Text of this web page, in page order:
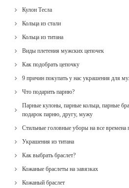
Кулон Тесла
Кольца из стали
Кольца из титана
Виды плетения мужских цепочек
Как подобрать цепочку
9 причин покупать у нас украшения для
Что подарить парню?
Парные кулоны, парные кольца, парные
подарок парню, другу, мужу
Стильные головные уборы на все времена
Украшения из титана
Как выбрать браслет?
Кожаные браслеты на завязках
Кожаный браслет